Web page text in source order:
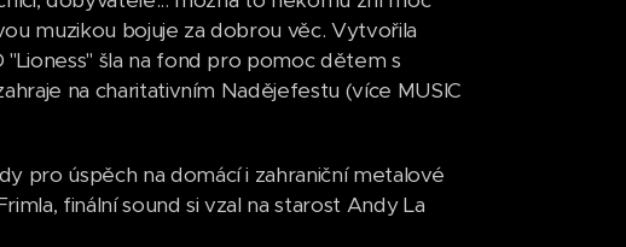
muzikou bojuje za dobrou věc. Vytvořila
šla na fond pro pomoc dětem s
na charitativním Nadějefestu (více MUSIC
pro úspěch na domácí i zahraniční metalové
finální sound si vzal na starost Andy La